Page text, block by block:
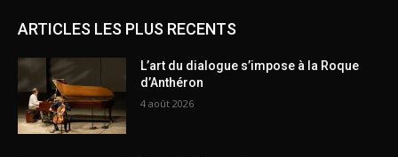
ARTICLES LES PLUS RECENTS
L’art du dialogue s’impose à la Roque
d’Anthéron
4 août 2026